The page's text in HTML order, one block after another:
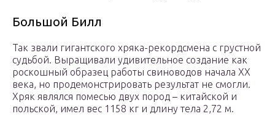
Большой Билл
Так звали гигантского хряка-рекордсмена с грустной
судьбой. Выращивали удивительное создание как
роскошный образец работы свиноводов начала ХХ
века, но продемонстрировать результат не смогли.
Хряк являлся помесью двух пород – китайской и
польской, имел вес 1158 кг и длину тела 2,72 м.